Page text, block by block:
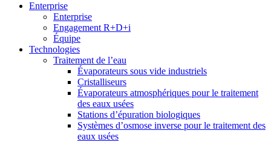
Enterprise
Enterprise
Engagement R+D+i
Équipe
Technologies
Traitement de l’eau
Évaporateurs sous vide industriels
Cristalliseurs
Évaporateurs atmosphériques pour le traitement
des eaux usées
Stations d’épuration biologiques
Systèmes d’osmose inverse pour le traitement des
eaux usées